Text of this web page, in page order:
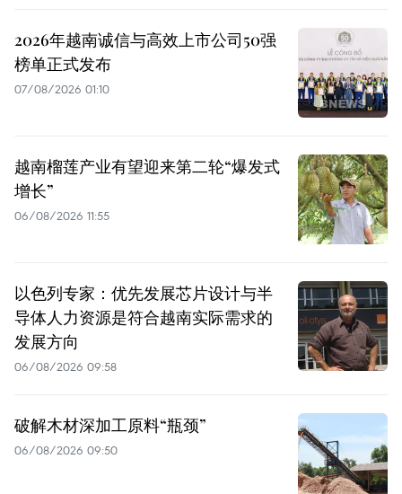
2026年越南诚信与高效上市公司50强
榜单正式发布
07/08/2026 01:10
越南榴莲产业有望迎来第二轮“爆发式
增长”
06/08/2026 11:55
以色列专家：优先发展芯片设计与半
导体人力资源是符合越南实际需求的
发展方向
06/08/2026 09:58
破解木材深加工原料“瓶颈”
06/08/2026 09:50